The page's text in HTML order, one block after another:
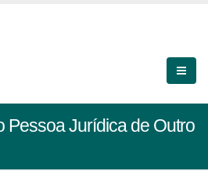
Pessoa Jurídica de Outro